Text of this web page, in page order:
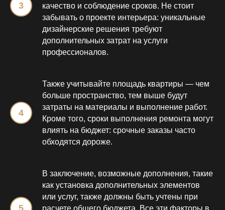
качество и соблюдение сроков. Не стоит
забывать о проекте интерьера: уникальные
дизайнерские решения требуют
дополнительных затрат на услуги
профессионалов.
Также учитывайте площадь квартиры — чем
больше пространство, тем выше будут
затраты на материалы и выполнение работ.
Кроме того, сроки выполнения ремонта могут
влиять на бюджет: срочные заказы часто
обходятся дороже.
В заключение, возможные дополнения, такие
как установка дополнительных элементов
или услуг, также должны быть учтены при
расчете общего бюджета. Все эти факторы в